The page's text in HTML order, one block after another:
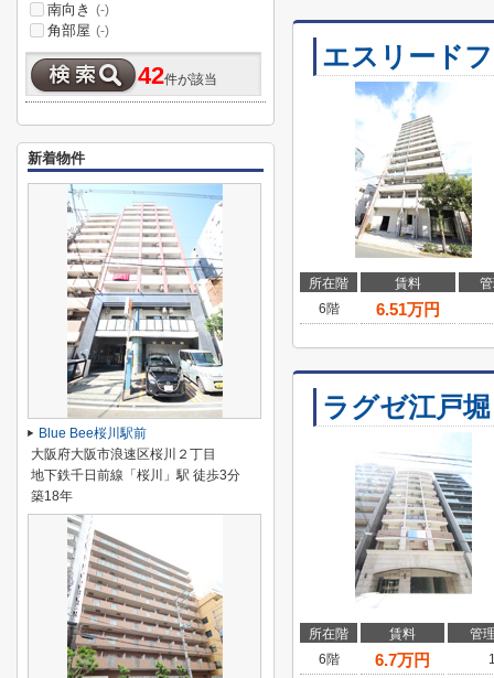
エスリード
所在階 賃料
6階
6.51万円
ラグゼ江戸堀
所在階 賃料
管
6階
6.7万円
南向き (-)
角部屋 (-)
42件が該当
新着物件
Blue Bee桜川駅前
大阪府大阪市浪速区桜川２丁目
地下鉄千日前線「桜川」駅 徒歩3分
築18年